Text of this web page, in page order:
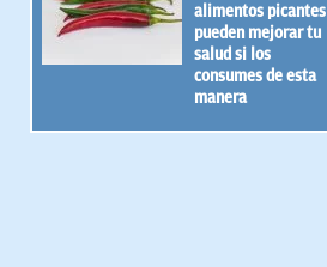
alimentos picantes
pueden mejorar tu
salud si los
consumes de esta
manera